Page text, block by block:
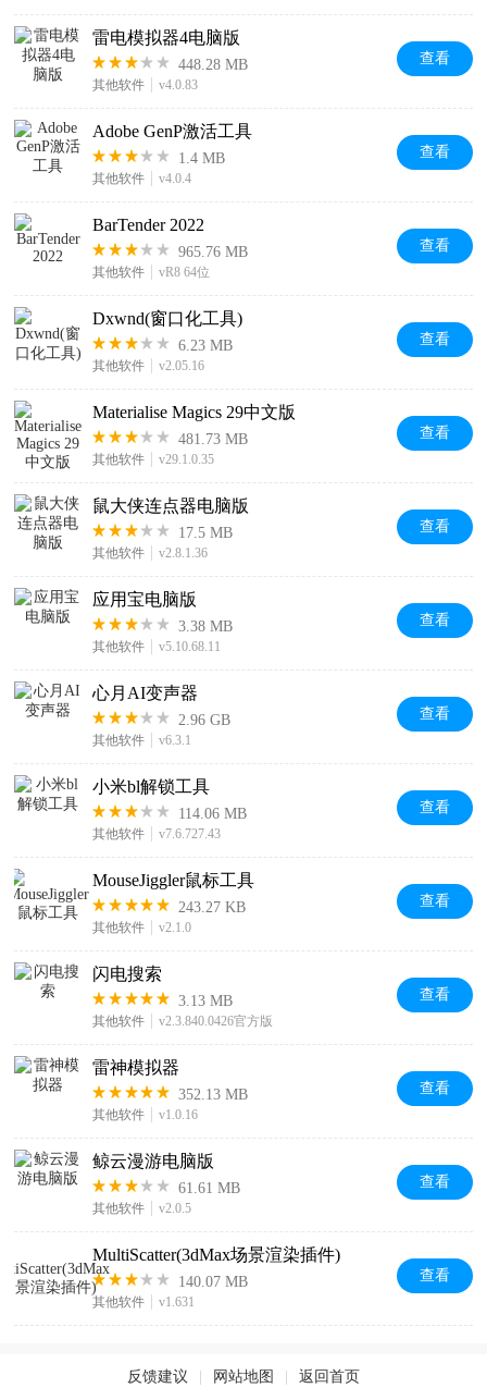
雷电模拟器4电脑版
448.28 MB
其他软件 v4.0.83
查看
Adobe GenP激活工具
1.4 MB
其他软件 v4.0.4
查看
BarTender 2022
965.76 MB
其他软件 vR8 64位
查看
Dxwnd(窗口化工具)
6.23 MB
其他软件 v2.05.16
查看
Materialise Magics 29中文版
481.73 MB
其他软件 v29.1.0.35
查看
鼠大侠连点器电脑版
17.5 MB
其他软件 v2.8.1.36
查看
应用宝电脑版
3.38 MB
其他软件 v5.10.68.11
查看
心月AI变声器
2.96 GB
其他软件 v6.3.1
查看
小米bl解锁工具
114.06 MB
其他软件 v7.6.727.43
查看
MouseJiggler鼠标工具
243.27 KB
其他软件 v2.1.0
查看
闪电搜索
3.13 MB
其他软件 v2.3.840.0426官方版
查看
雷神模拟器
352.13 MB
其他软件 v1.0.16
查看
鲸云漫游电脑版
61.61 MB
其他软件 v2.0.5
查看
MultiScatter(3dMax场景渲染插件)
140.07 MB
其他软件 v1.631
查看
反馈建议 网站地图 返回首页